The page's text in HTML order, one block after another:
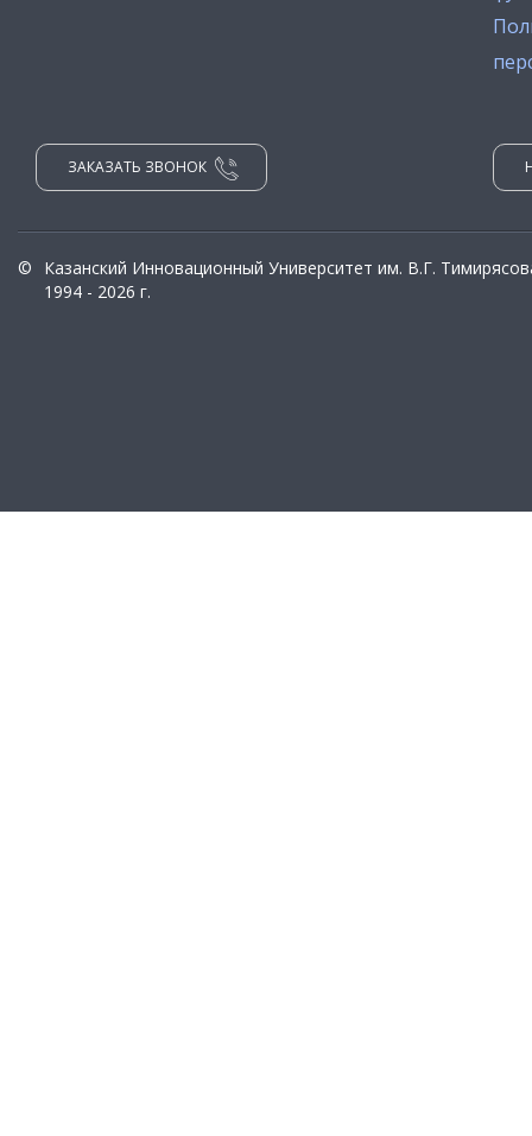
ЗАКАЗАТЬ ЗВОНОК
©
Казанский Инновационный Университет им. В.Г.
1994 - 2026 г.